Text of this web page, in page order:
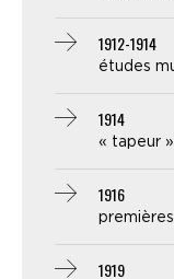
1912-1914
études
1914
« tapeur
1916
1919